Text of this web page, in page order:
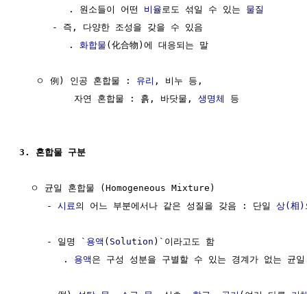
         . 원소들이 어떤
비율 로도 섞일 수 있는 물질
      - 즉, 다양한 조성을 갖을 수 있음
         .
화합물 (化合物)에 대응되는 말
   ㅇ 例) 인공 혼합물 :
유리 , 비누 등,
          자연 혼합물 : 흙, 바닷물,
생명체 등
3. 혼합물 구분
  ㅇ 균일 혼합물 (Homogeneous Mixture)
     -
시료 의 어느 부분에서나 같은 성질을 갖음 : 단일 상(相)
     - 일명 `
용액 ( Solution )`이라고도 함
        .
용액 은 구성 성분을 구별할 수 있는 경계가 없는 균